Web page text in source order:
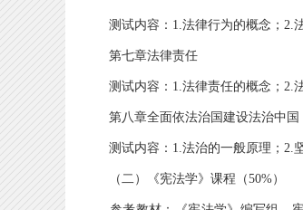
测试内容：1.法律行为的概念；2.法
第七章法律责任
测试内容：1.法律责任的概念；2.法
第八章全面依法治国建设法治中国
测试内容：1.法治的一般原理；2.坚
（二）《宪法学》课程（50%）